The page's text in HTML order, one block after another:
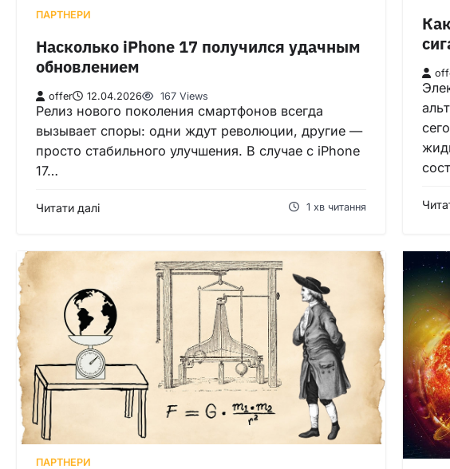
ПАРТНЕРИ
Насколько iPhone 17 получился удачным
обновлением
offer 12.04.2026 167 Views
Релиз нового поколения смартфонов всегда
вызывает споры: одни ждут революции, другие —
просто стабильного улучшения. В случае с iPhone
17…
Читати далі 1 хв читання
ПАРТНЕРИ